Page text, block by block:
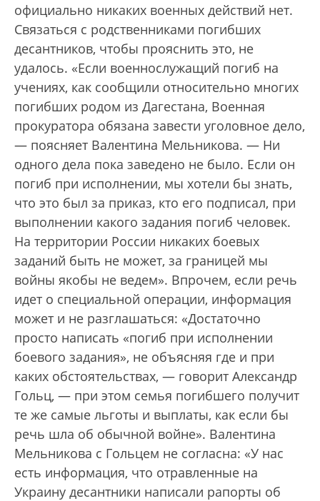
официально никаких военных действий нет.
Связаться с родственниками погибших
десантников, чтобы прояснить это, не
удалось. «Если военнослужащий погиб на
учениях, как сообщили относительно многих
погибших родом из Дагестана, Военная
прокуратора обязана завести уголовное дело,
— поясняет Валентина Мельникова. — Ни
одного дела пока заведено не было. Если он
погиб при исполнении, мы хотели бы знать,
что это был за приказ, кто его подписал, при
выполнении какого задания погиб человек.
На территории России никаких боевых
заданий быть не может, за границей мы
войны якобы не ведем». Впрочем, если речь
идет о специальной операции, информация
может и не разглашаться: «Достаточно
просто написать «погиб при исполнении
боевого задания», не объясняя где и при
каких обстоятельствах, — говорит Александр
Гольц, — при этом семья погибшего получит
те же самые льготы и выплаты, как если бы
речь шла об обычной войне». Валентина
Мельникова с Гольцем не согласна: «У нас
есть информация, что отравленные на
Украину десантники написали рапорты об